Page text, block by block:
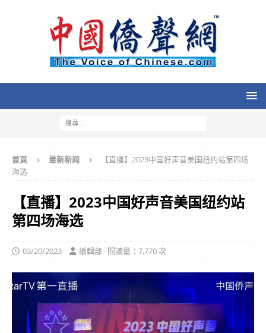
首頁 最新新闻
【直播】2023中国好声音美国纽约站第四场
海选
【直播】2023中国好声音美国纽约站
第四场海选
03/20/2023 編輯部 · 閱讀量：7,770 次